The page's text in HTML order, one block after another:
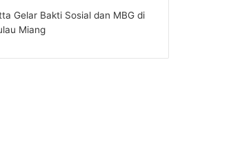
Gelar Bakti Sosial dan MBG di
Miang